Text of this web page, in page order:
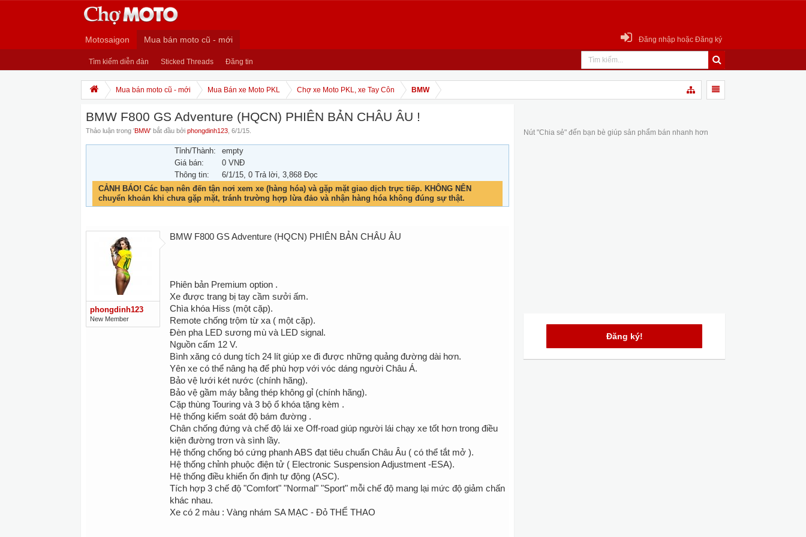
Motosaigon Mua bán moto cũ - mới
Tìm kiếm diễn đàn Sticked Threads Đăng tin
Đăng nhập hoặc Đăng ký
Mua bán moto cũ - mới Mua Bán xe Moto PKL Chợ xe Moto PKL, xe Tay Côn BMW
BMW F800 GS Adventure (HQCN) PHIÊN BẢN CHÂU ÂU !
Thảo luận trong 'BMW' bắt đầu bởi phongdinh123 6/1/15
Tỉnh/Thành:
empty
Giá bán:
0 VNĐ
Thông tin:
6/1/15, 0 Trả lời, 3,868 Đọc
CẢNH BÁO! Các bạn nên đến tận nơi xem xe (hàng hóa) và gặp mặt giao dịch trực tiếp. KHÔNG NÊN
chuyển khoản khi chưa gặp mặt, tránh trường hợp lừa đảo và nhận hàng hóa không đúng sự thật.
phongdinh123
New Member
BMW F800 GS Adventure (HQCN) PHIÊN BẢN CHÂU ÂU
Phiên bản Premium option .
Xe được trang bị tay cầm sưởi ấm.
Chìa khóa Hiss (một cặp).
Remote chống trộm từ xa ( một cặp).
Đèn pha LED sương mù và LED signal.
Nguồn cấm 12 V.
Bình xăng có dung tích 24 lít giúp xe đi được những quảng đường dài hơn.
Yên xe có thể nâng hạ để phù hợp với vóc dáng người Châu Á.
Bảo vệ lưới két nước (chính hãng).
Bảo vệ gầm máy bằng thép không gỉ (chính hãng).
Cặp thùng Touring và 3 bộ ổ khóa tặng kèm .
Hệ thống kiểm soát độ bám đường .
Chân chống đứng và chế độ lái xe Off-road giúp người lái chạy xe tốt hơn trong điều
kiện đường trơn và sình lầy.
Hệ thống chống bó cứng phanh ABS đạt tiêu chuẩn Châu Âu ( có thể tắt mở ).
Hệ thống chỉnh phuộc điện tử ( Electronic Suspension Adjustment -ESA).
Hệ thống điều khiển ổn định tự động (ASC).
Tích hợp 3 chế độ "Comfort" "Normal" "Sport" mỗi chế độ mang lại mức độ giảm chấn
khác nhau.
Xe có 2 màu : Vàng nhám SA MẠC - Đỏ THỂ THAO
Nút "Chia sẻ" đến bạn bè giúp sản phẩm bán nhanh hơn
Đăng ký!